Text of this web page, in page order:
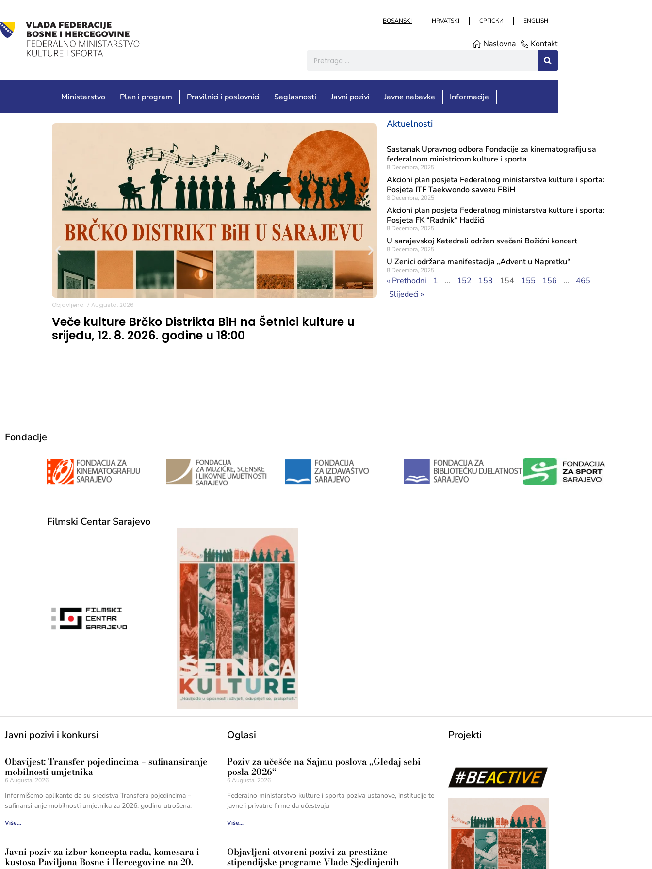
BOSANSKI HRVATSKI СРПСКИ ENGLISH
Naslovna Kontakt
Ministarstvo Plan i program Pravilnici i poslovnici Saglasnosti Javni pozivi Javne nabavke Informacije
Objavljeno: 7 Augusta, 2026
Veče kulture Brčko Distrikta BiH na Šetnici kulture u
srijedu, 12. 8. 2026. godine u 18:00
Aktuelnosti
Sastanak Upravnog odbora Fondacije za kinematografiju sa
federalnom ministricom kulture i sporta
8 Decembra, 2025
Akcioni plan posjeta Federalnog ministarstva kulture i sporta:
Posjeta ITF Taekwondo savezu FBiH
8 Decembra, 2025
Akcioni plan posjeta Federalnog ministarstva kulture i sporta:
Posjeta FK “Radnik“ Hadžići
8 Decembra, 2025
U sarajevskoj Katedrali održan svečani Božićni koncert
8 Decembra, 2025
U Zenici održana manifestacija „Advent u Napretku“
8 Decembra, 2025
« Prethodni 1 … 152 153 154 155 156 …
465
Slijedeći »
Fondacije
Filmski Centar Sarajevo
Javni pozivi i konkursi
Obavijest: Transfer pojedincima – sufinansiranje
mobilnosti umjetnika
6 Augusta, 2026
Informišemo aplikante da su sredstva Transfera pojedincima –
sufinansiranje mobilnosti umjetnika za 2026. godinu utrošena.
Više...
Javni poziv za izbor koncepta rada, komesara i
kustosa Paviljona Bosne i Hercegovine na 20.
Oglasi
Poziv za učešće na Sajmu poslova „Gledaj sebi
posla 2026“
6 Augusta, 2026
Federalno ministarstvo kulture i sporta poziva ustanove, institucije te
javne i privatne firme da učestvuju
Više...
Objavljeni otvoreni pozivi za prestižne
stipendijske programe Vlade Sjedinjenih
Projekti